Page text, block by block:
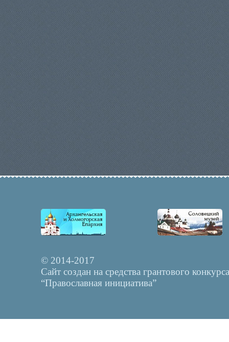
© 2014-2017
Сайт создан на средства грантового конкурса
“Православная инициатива”